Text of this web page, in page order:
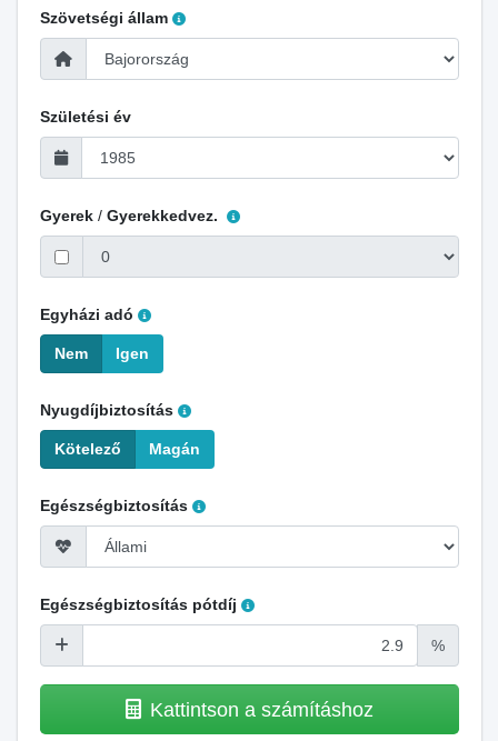
Szövetségi állam
Születési év
Gyerek/ Gyerekkedvez.
Egyházi adó
Nem Igen
Nyugdíjbiztosítás
Kötelező Magán
Egészségbiztosítás
Egészségbiztosítás pótdíj
%
Kattintson a számításhoz